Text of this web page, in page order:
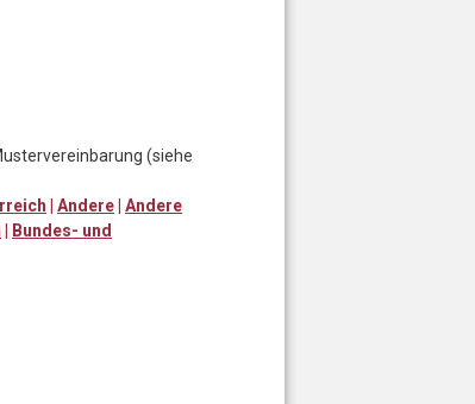
(siehe
| Andere| Andere
| Bundes- und